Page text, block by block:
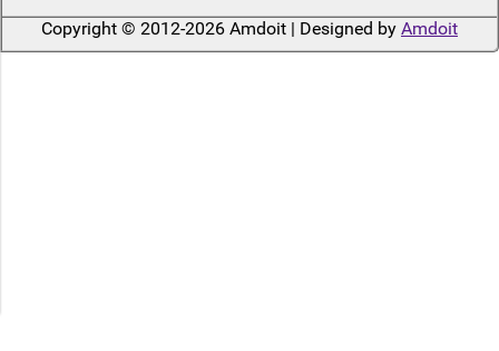
Copyright © 2012-2026 Amdoit | Designed by Amdoit